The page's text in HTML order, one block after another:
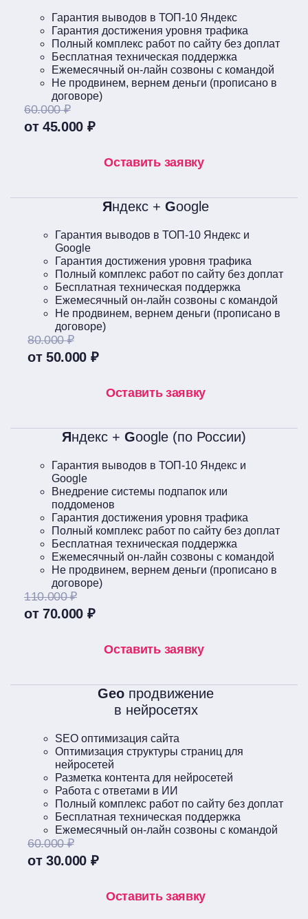
Гарантия выводов в ТОП-10 Яндекс
Гарантия достижения уровня трафика
Полный комплекс работ по сайту без доплат
Бесплатная техническая поддержка
Ежемесячный он-лайн созвоны с командой
Не продвинем, вернем деньги (прописано в
договоре)
60.000 ₽
от 45.000 ₽
Оставить заявку
Яндекс + Google
Гарантия выводов в ТОП-10 Яндекс и
Google
Гарантия достижения уровня трафика
Полный комплекс работ по сайту без доплат
Бесплатная техническая поддержка
Ежемесячный он-лайн созвоны с командой
Не продвинем, вернем деньги (прописано в
договоре)
80.000 ₽
от 50.000 ₽
Оставить заявку
Яндекс + Google (по России)
Гарантия выводов в ТОП-10 Яндекс и
Google
Внедрение системы подпапок или
поддоменов
Гарантия достижения уровня трафика
Полный комплекс работ по сайту без доплат
Бесплатная техническая поддержка
Ежемесячный он-лайн созвоны с командой
Не продвинем, вернем деньги (прописано в
договоре)
110.000 ₽
от 70.000 ₽
Оставить заявку
Geo продвижение
в нейросетях
SEO оптимизация сайта
Оптимизация структуры страниц для
нейросетей
Разметка контента для нейросетей
Работа с ответами в ИИ
Полный комплекс работ по сайту без доплат
Бесплатная техническая поддержка
Ежемесячный он-лайн созвоны с командой
60.000 ₽
от 30.000 ₽
Оставить заявку